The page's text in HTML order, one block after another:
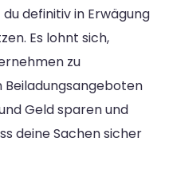
definitiv in Erwägung
Es lohnt sich,
zu
Geld sparen und
deine Sachen sicher